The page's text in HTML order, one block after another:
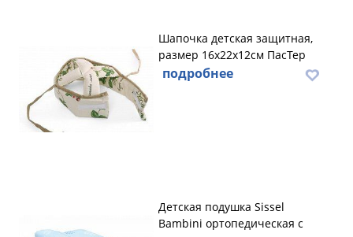
Шапочка детская защитная,
размер 16х22х12см ПасТер
подробнее
Детская подушка Sissel
Bambini ортопедическая с